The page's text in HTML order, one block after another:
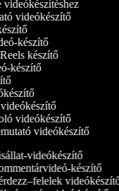
videókészítéshez
videókészítő
készítő
készítő
készítő
videókészítő
videókészítő
videókészítő
videókészítő
készítő
videókészítő